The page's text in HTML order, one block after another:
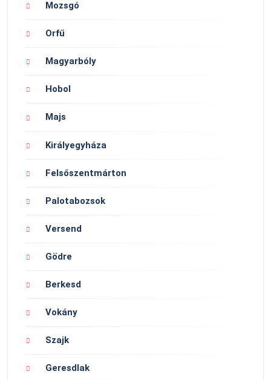
Mozsgó
Orfű
Magyarbóly
Hobol
Majs
Királyegyháza
Felsőszentmárton
Palotabozsok
Versend
Gödre
Berkesd
Vokány
Szajk
Geresdlak